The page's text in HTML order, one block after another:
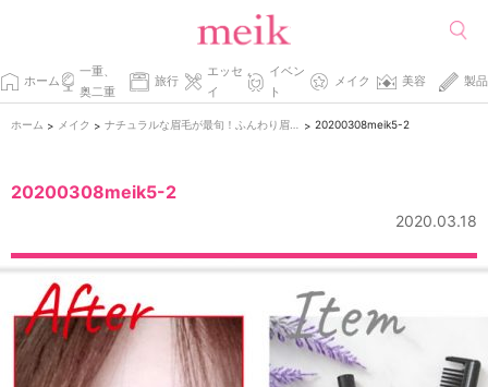
ホーム
一重、
奥二重
旅行
エッセ
イ
イベン
ト
メイク 美容 製品
ホーム > メイク > > 20200308meik5-2
20200308meik5-2
2020.03.18